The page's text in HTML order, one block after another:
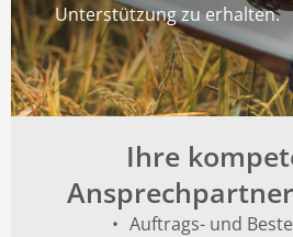
Unterstützung zu erhalten.
Ihre
Auftrags- und